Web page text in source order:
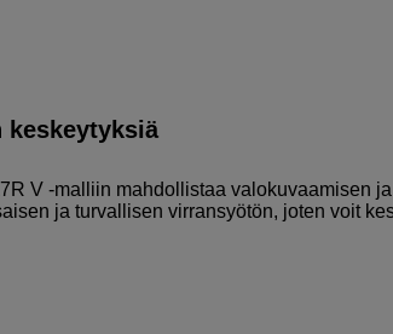
keskeytyksiä
V -malliin mahdollistaa valokuvaamisen
ja turvallisen virransyötön, joten voit